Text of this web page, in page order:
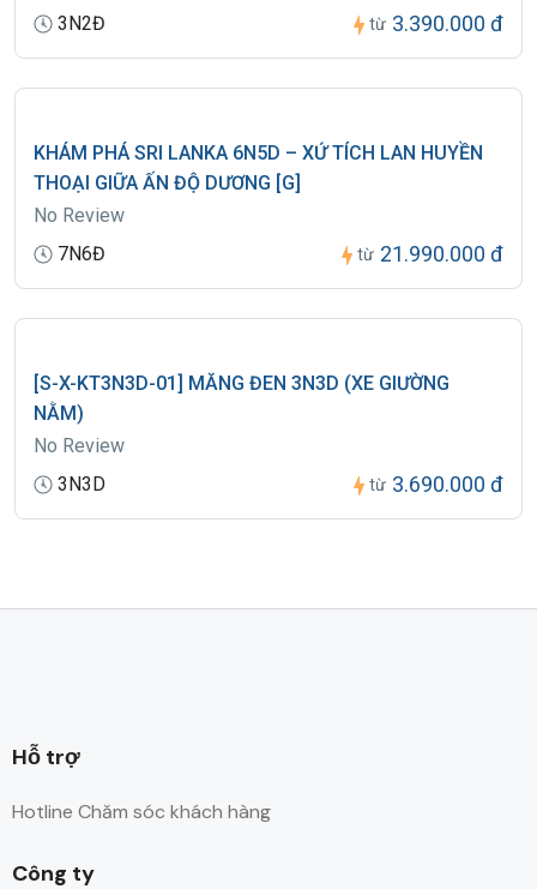
3N2Đ
từ 3.390.000 đ
KHÁM PHÁ SRI LANKA 6N5D – XỨ TÍCH LAN HUYỀN
THOẠI GIỮA ẤN ĐỘ DƯƠNG [G]
No Review
7N6Đ
từ 21.990.000 đ
[S-X-KT3N3D-01] MĂNG ĐEN 3N3D (XE GIƯỜNG
NẰM)
No Review
3N3D
từ 3.690.000 đ
Hỗ trợ
Hotline Chăm sóc khách hàng
Công ty